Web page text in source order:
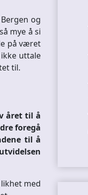
og
mye å si
på været
uttale
til.
året til å
foregå
til å
med